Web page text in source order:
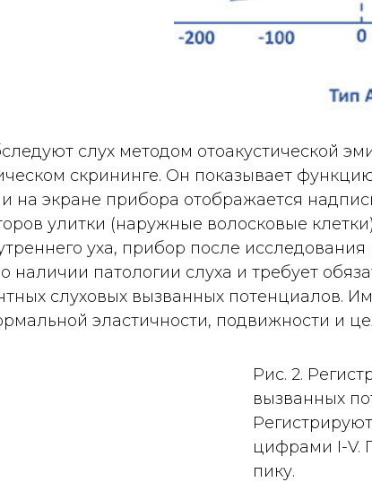
слух методом отоакустической
скрининге. Он показывает
на экране прибора отображается
улитки (наружные волосковые
уха, прибор после
наличии патологии слуха и требует
слуховых вызванных потенциалов.
эластичности, подвижности и
Рис. 2.
вызванных
цифрами I-V.
пику.